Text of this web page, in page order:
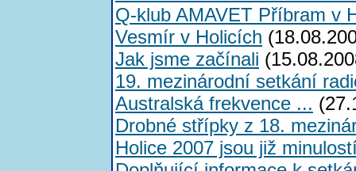
Q-klub AMAVET Příbram v
Vesmír v Holicích
Jak jsme začínali
19. mezinárodní setkání
Australská frekvence ...
Drobné střípky z 18.
Holice 2007 jsou již